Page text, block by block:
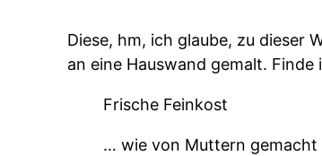
Diese, hm, ich glaube, zu dieser
an eine Hauswand gemalt. Finde
Frische Feinkost
… wie von Muttern gemacht